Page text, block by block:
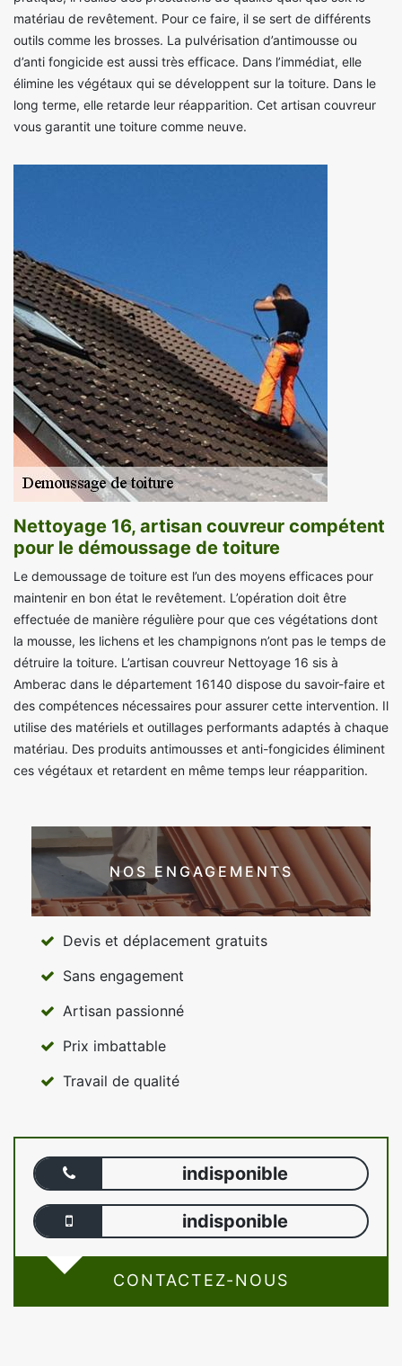
matériau de revêtement. Pour ce faire, il se sert de différents
outils comme les brosses. La pulvérisation d’antimousse ou
d’anti fongicide est aussi très efficace. Dans l’immédiat, elle
élimine les végétaux qui se développent sur la toiture. Dans le
long terme, elle retarde leur réapparition. Cet artisan couvreur
vous garantit une toiture comme neuve.
Nettoyage 16, artisan couvreur compétent
pour le démoussage de toiture
Le demoussage de toiture est l’un des moyens efficaces pour
maintenir en bon état le revêtement. L’opération doit être
effectuée de manière régulière pour que ces végétations dont
la mousse, les lichens et les champignons n’ont pas le temps de
détruire la toiture. L’artisan couvreur Nettoyage 16 sis à
Amberac dans le département 16140 dispose du savoir-faire et
des compétences nécessaires pour assurer cette intervention. Il
utilise des matériels et outillages performants adaptés à chaque
matériau. Des produits antimousses et anti-fongicides éliminent
ces végétaux et retardent en même temps leur réapparition.
NOS ENGAGEMENTS
Devis et déplacement gratuits
Sans engagement
Artisan passionné
Prix imbattable
Travail de qualité
indisponible
indisponible
CONTACTEZ-NOUS